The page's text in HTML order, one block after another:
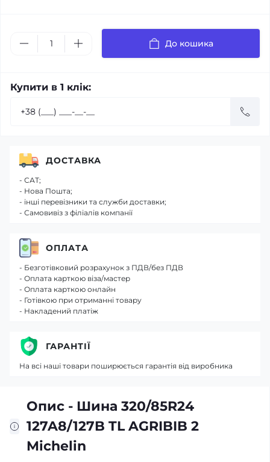
До кошика
Купити в 1 клік:
Опис - Шина 320/85R24
127A8/127B TL AGRIBIB 2
Michelin
ДОСТАВКА
- САТ;
- Нова Пошта;
- інші перевізники та служби доставки;
- Самовивіз з філіалів компанії
ОПЛАТА
- Безготівковий розрахунок з ПДВ/без ПДВ
- Оплата карткою віза/мастер
- Оплата карткою онлайн
- Готівкою при отриманні товару
- Накладений платіж
ГАРАНТІЇ
На всі наші товари поширюється гарантія від виробника